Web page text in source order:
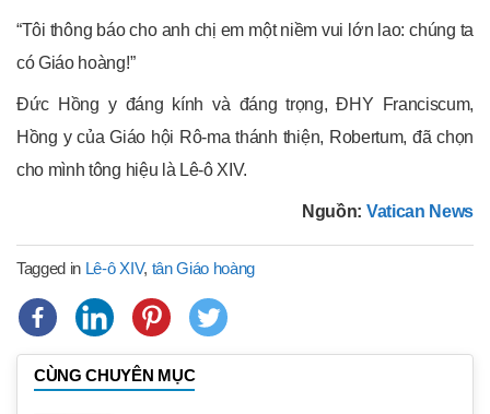
“Tôi thông báo cho anh chị em một niềm vui lớn lao: chúng ta
có Giáo hoàng!”
Đức Hồng y đáng kính và đáng trọng, ĐHY Franciscum,
Hồng y của Giáo hội Rô-ma thánh thiện, Robertum, đã chọn
cho mình tông hiệu là Lê-ô XIV.
Nguồn: Vatican News
Tagged in Lê-ô XIV, tân Giáo hoàng
CÙNG CHUYÊN MỤC